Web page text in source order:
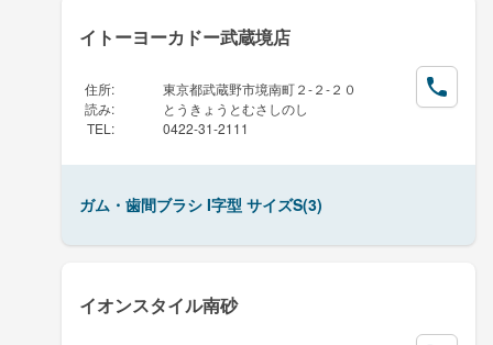
イトーヨーカドー武蔵境店
住所:
東京都武蔵野市境南町２-２-２０
読み:
とうきょうとむさしのし
TEL : 0422-31-2111
ガム・歯間ブラシ I字型 サイズS(3)
イオンスタイル南砂